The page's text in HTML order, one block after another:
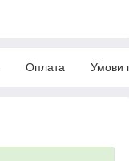
Оплата Умови